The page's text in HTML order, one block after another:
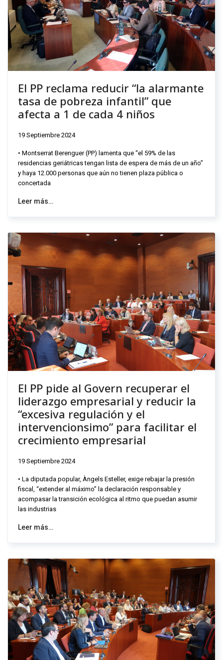
El PP reclama reducir “la alarmante
tasa de pobreza infantil” que
afecta a 1 de cada 4 niños
19 Septiembre 2024
• Montserrat Berenguer (PP) lamenta que “el 59% de las
residencias geriátricas tengan lista de espera de más de un año”
y haya 12.000 personas que aún no tienen plaza pública o
concertada
Leer más…
El PP pide al Govern recuperar el
liderazgo empresarial y reducir la
“excesiva regulación y el
intervencionsimo” para facilitar el
crecimiento empresarial
19 Septiembre 2024
• La diputada popular, Àngels Esteller, exige rebajar la presión
fiscal, “extender al máximo” la declaración responsable y
acompasar la transición ecológica al ritmo que puedan asumir
las industrias
Leer más…